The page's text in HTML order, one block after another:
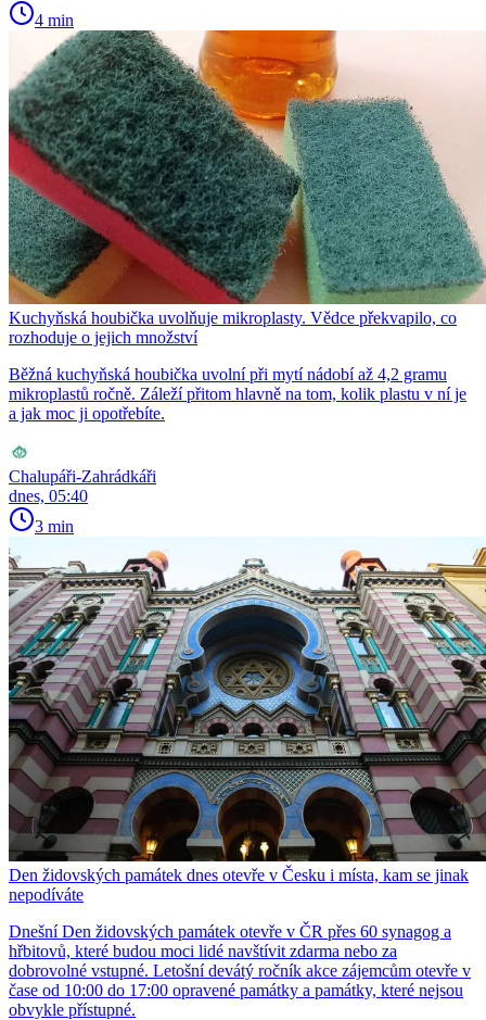
4 min
Kuchyňská houbička uvolňuje mikroplasty. Vědce překvapilo, co
rozhoduje o jejich množství
Běžná kuchyňská houbička uvolní při mytí nádobí až 4,2 gramu
mikroplastů ročně. Záleží přitom hlavně na tom, kolik plastu v ní je
a jak moc ji opotřebíte.
Chalupáři-Zahrádkáři
dnes, 05:40
3 min
Den židovských památek dnes otevře v Česku i místa, kam se jinak
nepodíváte
Dnešní Den židovských památek otevře v ČR přes 60 synagog a
hřbitovů, které budou moci lidé navštívit zdarma nebo za
dobrovolné vstupné. Letošní devátý ročník akce zájemcům otevře v
čase od 10:00 do 17:00 opravené památky a památky, které nejsou
obvykle přístupné.